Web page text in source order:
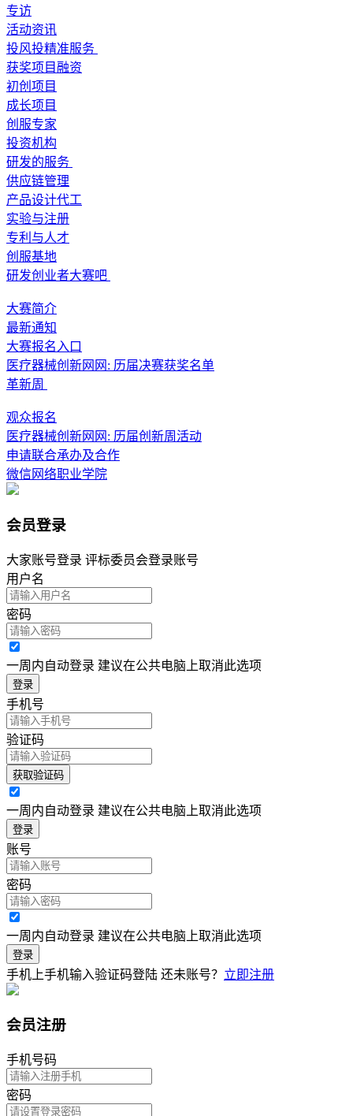
专访
活动资讯
投风投精准服务
获奖项目融资
初创项目
成长项目
创服专家
投资机构
研发的服务
供应链管理
产品设计代工
实验与注册
专利与人才
创服基地
研发创业者大赛吧
大赛简介
最新通知
大赛报名入口
医疗器械创新网网: 历届决赛获奖名单
革新周
观众报名
医疗器械创新网网: 历届创新周活动
申请联合承办及合作
微信网络职业学院
会员登录
大家账号登录 评标委员会登录账号
用户名
密码
一周内自动登录 建议在公共电脑上取消此选项
登录
手机号
验证码
获取验证码
一周内自动登录 建议在公共电脑上取消此选项
登录
账号
密码
一周内自动登录 建议在公共电脑上取消此选项
登录
手机上手机输入验证码登陆 还未账号？ 立即注册
会员注册
手机号码
密码